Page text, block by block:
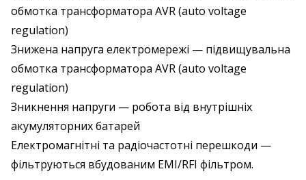
обмотка трансформатора AVR (auto voltage
regulation)
Знижена напруга електромережі — підвищувальна
обмотка трансформатора AVR (auto voltage
regulation)
Зникнення напруги — робота від внутрішніх
акумуляторних батарей
Електромагнітні та радіочастотні перешкоди —
фільтруються вбудованим EMI/RFI фільтром.